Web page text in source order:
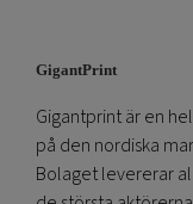
GigantPrint
Gigantprint är en
på den nordiska
Bolaget levererar